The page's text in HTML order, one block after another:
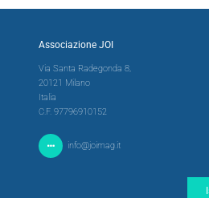
Associazione JOI
Via Santa Radegonda 8,
20121 Milano
Italia
C.F. 97796910152
info@joimag.it